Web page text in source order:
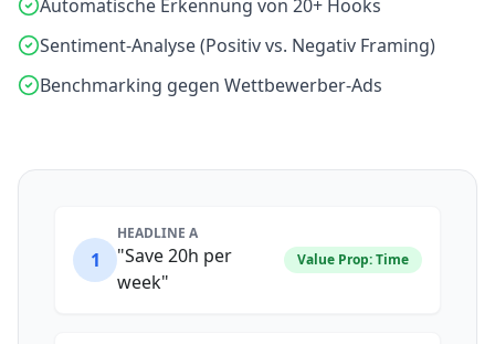
1
HEADLINE A
"Save 20h per
week"
Value Prop: Time
Automatische Erkennung von 20+ Hooks
Sentiment-Analyse (Positiv vs. Negativ Framing)
Benchmarking gegen Wettbewerber-Ads